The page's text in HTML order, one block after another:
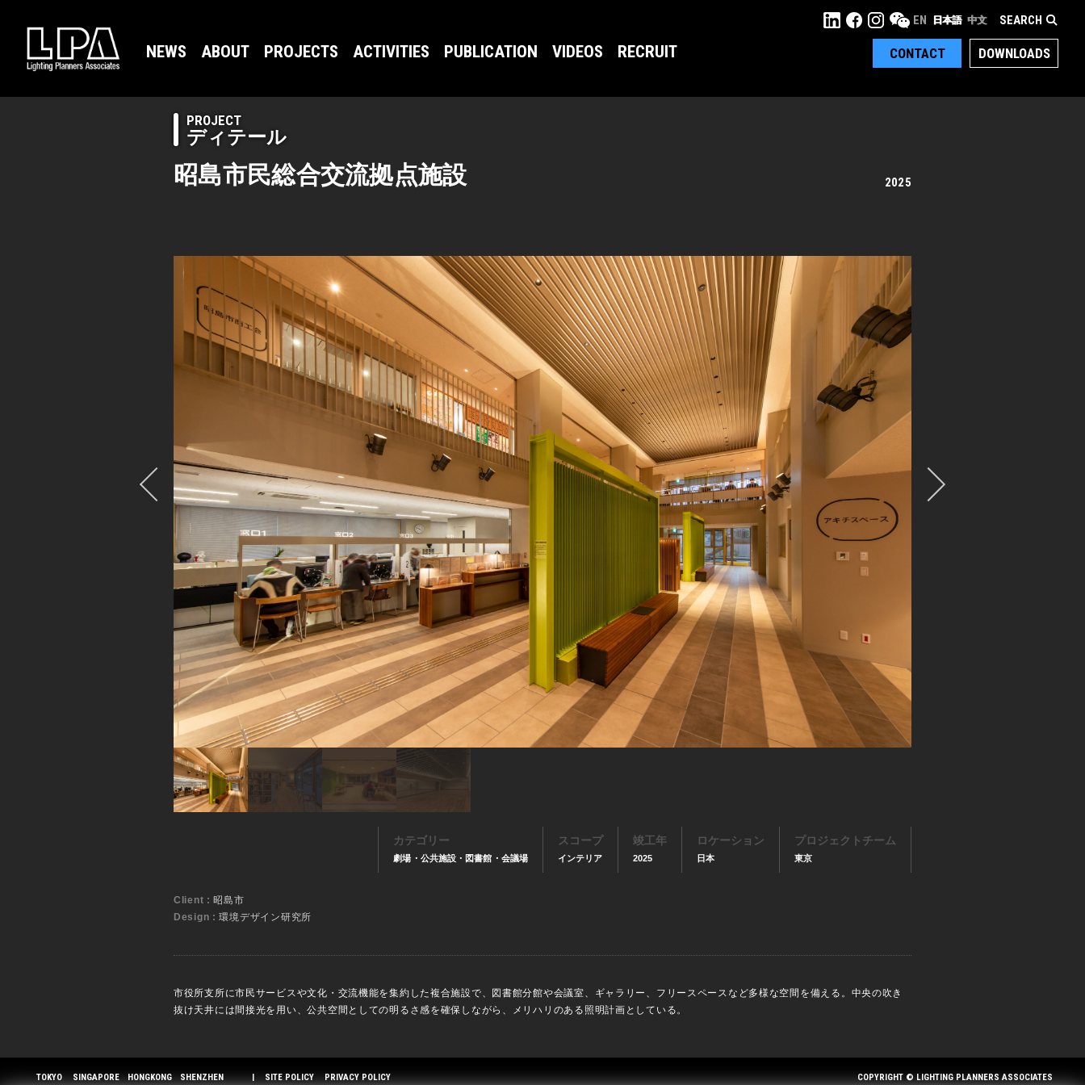
NEWS ABOUT PROJECTS ACTIVITIES PUBLICATION VIDEOS RECRUIT DOWNLOADS
CONTACT
SEARCH
EN 日本語 中文
PROJECT
ディテール
昭島市民総合交流拠点施設 2025
カテゴリー
劇場・公共施設・図書館・会議場
スコープ
インテリア
竣工年
2025
ロケーション
日本
プロジェクトチーム
東京
Client : 昭島市
Design :環境デザイン研究所
市役所支所に市民サービスや文化・交流機能を集約した複合施設で、図書館分館や会議室、ギャラリー、フリースペースなど多様な空間を備える。中央の吹き
抜け天井には間接光を用い、公共空間としての明るさ感を確保しながら、メリハリのある照明計画としている。
TOKYO SINGAPORE HONGKONG SHENZHEN | SITE POLICY PRIVACY POLICY COPYRIGHT © LIGHTING PLANNERS ASSOCIATES